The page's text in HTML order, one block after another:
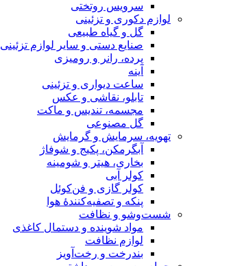
سرویس روتختی
لوازم دکوری و تزئینی
گل و گیاه طبیعی
صنایع دستی و سایر لوازم تزئینی
پرده، رانر و رومیزی
آینه
ساعت دیواری و تزئینی
تابلو، نقاشی و عکس
مجسمه، تندیس و ماکت
گل مصنوعی
تهویه، سرمایش و گرمایش
آبگرمکن، پکیج و شوفاژ
بخاری، هیتر و شومینه
کولر آبی
کولر گازی و فن‌کوئل
پنکه و تصفیه‌کنندهٔ هوا
شست‌وشو و نظافت
مواد شوینده و دستمال کاغذی
لوازم نظافت
بندرخت و رخت‌آویز